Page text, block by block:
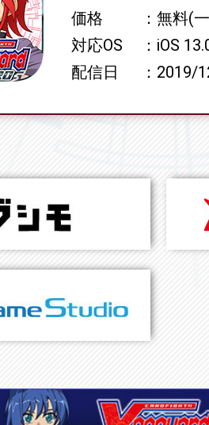
価格
無料(
対応OS
iOS
配信日
2019/